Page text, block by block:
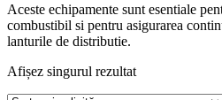
Aceste echipamente sunt esentiale
combustibil si pentru asigurarea
lanturile de distributie.
Afișez singurul rezultat